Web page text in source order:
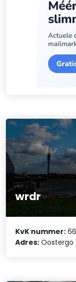
wrdr
KvK nummer:
Adres: Oostergo